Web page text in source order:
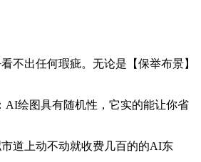
出任何瑕疵。无论是【保举布景】
绘图具有随机性，它实的能让你省
道上动不动就收费几百的的AI东